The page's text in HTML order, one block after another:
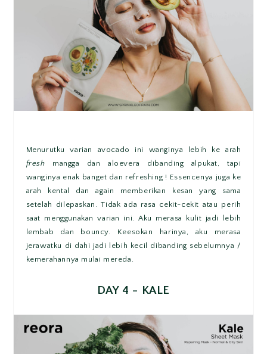
Menurutku varian avocado ini wanginya lebih ke arah
fresh mangga dan aloevera dibanding alpukat, tapi
wanginya enak banget dan refreshing ! Essencenya juga ke
arah kental dan again memberikan kesan yang sama
setelah dilepaskan. Tidak ada rasa cekit-cekit atau perih
saat menggunakan varian ini. Aku merasa kulit jadi lebih
lembab dan bouncy. Keesokan harinya, aku merasa
jerawatku di dahi jadi lebih kecil dibanding sebelumnya /
kemerahannya mulai mereda.
DAY 4 - KALE